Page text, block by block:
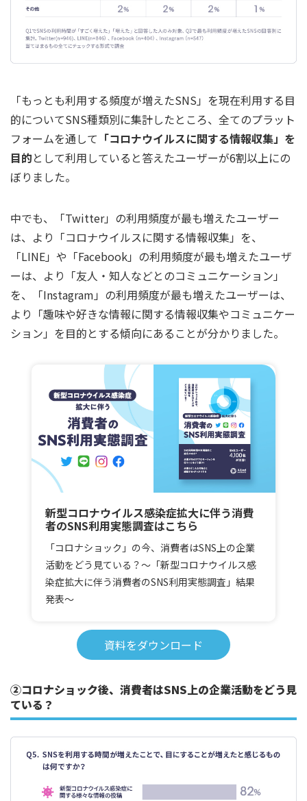
「もっとも利用する頻度が増えたSNS」を現在利用する目
的についてSNS種類別に集計したところ、全てのプラット
フォームを通して 「コロナウイルスに関する情報収集」を
目的として利用していると答えたユーザーが6割以上にの
ぼりました。
中でも、「Twitter」の利用頻度が最も増えたユーザー
は、より「コロナウイルスに関する情報収集」を、
「LINE」や「Facebook」の利用頻度が最も増えたユーザ
ーは、より「友人・知人などとのコミュニケーション」
を、「Instagram」の利用頻度が最も増えたユーザーは、
より「趣味や好きな情報に関する情報収集やコミュニケー
ション」を目的とする傾向にあることが分かりました。
新型コロナウイルス感染症拡大に伴う消費
者のSNS利用実態調査はこちら
「コロナショック」の今、消費者はSNS上の企業
活動をどう見ている？～「新型コロナウイルス感
染症拡大に伴う消費者のSNS利用実態調査」結果
発表～
資料をダウンロード
②コロナショック後、消費者はSNS上の企業活動をどう見
ている？